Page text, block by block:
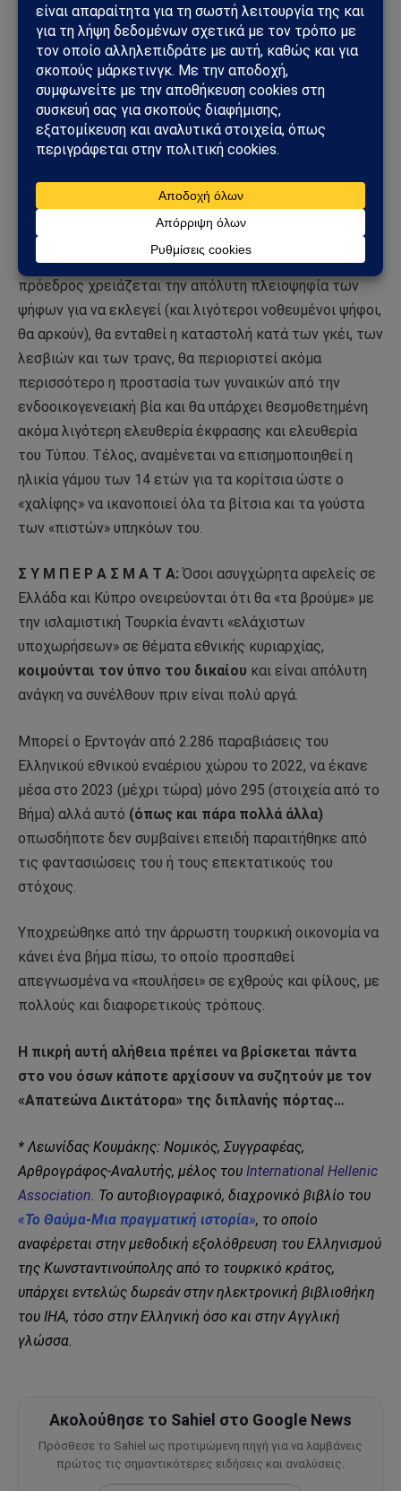
Πρώτον ετοιμάζει νέα νομοθεσία ώστε ο ιδιωτικός
του στρατός, η παραστρατιωτική οργάνωση SADAT του
Ali Kamil Melih Tanrıverdi, (θεωρείται η «Wagner του
Ερντογάν») να μπορεί επίσημα να «δραστηριοποιηθεί»
διεθνώς, όπως π.χ. σε Ελλάδα ή Κύπρο.
«εγκριθεί» με τις ήδη δοκιμασμένες μεθόδους
εκλογικής νοθείας), σύμφωνα με το οποίο θα μπορεί να
παραμείνει πρόεδρος (δηλαδή «χαλίφης») εφόρου
ζωής, θα καταργηθεί η διάταξη σύμφωνα με την οποία ο
πρόεδρος χρειάζεται την απόλυτη πλειοψηφία των
ψήφων για να εκλεγεί (και λιγότεροι νοθευμένοι ψήφοι,
θα αρκούν), θα ενταθεί η καταστολή κατά των γκέι, των
λεσβιών και των τρανς, θα περιοριστεί ακόμα
περισσότερο η προστασία των γυναικών από την
ενδοοικογενειακή βία και θα υπάρχει θεσμοθετημένη
ακόμα λιγότερη ελευθερία έκφρασης και ελευθερία
του Τύπου. Τέλος, αναμένεται να επισημοποιηθεί η
ηλικία γάμου των 14 ετών για τα κορίτσια ώστε ο
«χαλίφης» να ικανοποιεί όλα τα βίτσια και τα γούστα
των «πιστών» υπηκόων του.
Σ Υ Μ Π Ε Ρ Α Σ Μ Α Τ Α: Όσοι ασυγχώρητα αφελείς σε
Ελλάδα και Κύπρο ονειρεύονται ότι θα «τα βρούμε» με
την ισλαμιστική Τουρκία έναντι «ελάχιστων
υποχωρήσεων» σε θέματα εθνικής κυριαρχίας,
κοιμούνται τον ύπνο του δικαίου και είναι απόλυτη
ανάγκη να συνέλθουν πριν είναι πολύ αργά.
Μπορεί ο Ερντογάν από 2.286 παραβιάσεις του
Ελληνικού εθνικού εναέριου χώρου το 2022, να έκανε
μέσα στο 2023 (μέχρι τώρα) μόνο 295 (στοιχεία από το
Βήμα) αλλά αυτό (όπως και πάρα πολλά άλλα)
οπωσδήποτε δεν συμβαίνει επειδή παραιτήθηκε από
τις φαντασιώσεις του ή τους επεκτατικούς του
στόχους.
Υποχρεώθηκε από την άρρωστη τουρκική οικονομία να
κάνει ένα βήμα πίσω, το οποίο προσπαθεί
απεγνωσμένα να «πουλήσει» σε εχθρούς και φίλους, με
πολλούς και διαφορετικούς τρόπους.
Η πικρή αυτή αλήθεια πρέπει να βρίσκεται πάντα
στο νου όσων κάποτε αρχίσουν να συζητούν με τον
«Απατεώνα Δικτάτορα» της διπλανής πόρτας…
* Λεωνίδας Κουμάκης: Νομικός, Συγγραφέας,
Αρθρογράφος-Αναλυτής, μέλος του International Hellenic
Association . Το αυτοβιογραφικό, διαχρονικό βιβλίο του
«Το Θαύμα-Μια πραγματική ιστορία», το οποίο
αναφέρεται στην μεθοδική εξολόθρευση του Ελληνισμού
της Κωνσταντινούπολης από το τουρκικό κράτος,
υπάρχει εντελώς δωρεάν στην ηλεκτρονική βιβλιοθήκη
του ΙΗΑ, τόσο στην Ελληνική όσο και στην Αγγλική
γλώσσα.
Ακολούθησε το Sahiel στο Google News
Πρόσθεσε το Sahiel ως προτιμώμενη πηγή για να λαμβάνεις
πρώτος τις σημαντικότερες ειδήσεις και αναλύσεις.